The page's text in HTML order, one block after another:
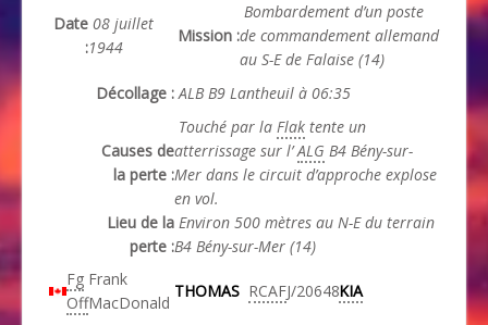
Date
:
08 juillet
1944
Mission :
Bombardement d’un poste
de commandement allemand
au S-E de Falaise (14)
Décollage :ALB B9 Lantheuil à 06:35
Causes de
la perte :
Touché par la Flak tente un
atterrissage sur l’ALG B4 Bény-sur-
Mer dans le circuit d’approche explose
en vol.
Lieu de la
perte :
Environ 500 mètres au N-E du terrain
B4 Bény-sur-Mer (14)
Fg
Off
Frank
MacDonald
THOMAS RCAFJ/20648KIA